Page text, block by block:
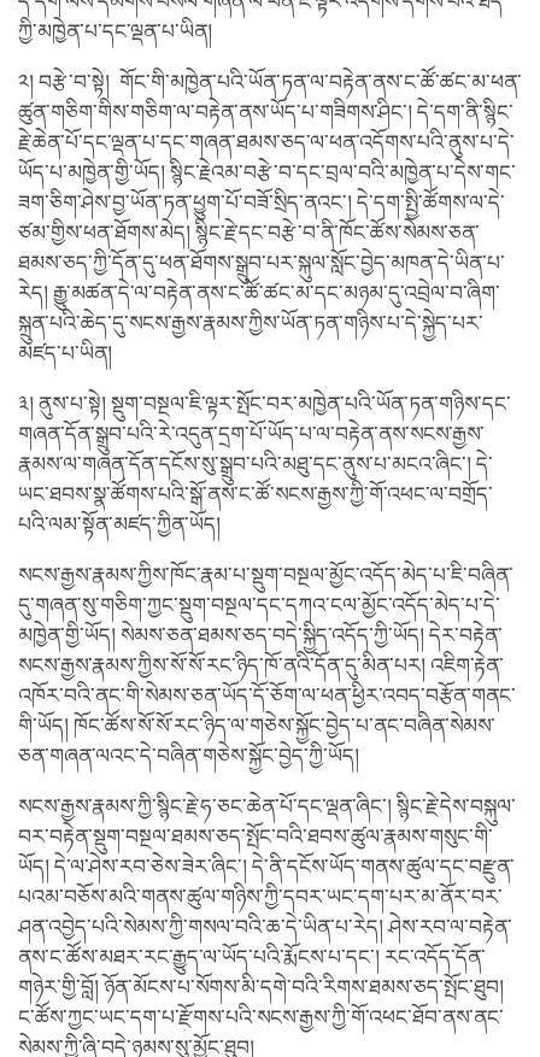
ཀྱི་མཁྱེན་པ་དང་ལྡན་པ་ཡིན།
༢། བརྩེ་བ་སྟེ། གོང་གི་མཁྱེན་པའི་ཡོན་ཏན་ལ་བརྟེན་ནས་ང་ཚོ་ཚང་མ་ཕན་
ཚུན་གཅིག་གིས་གཅིག་ལ་བརྟེན་ནས་ཡོད་པ་གཟིགས་ཤིང་། དེ་དག་ནི་སྙིང་
རྗེ་ཆེན་པོ་དང་ལྡན་པ་དང་གཞན་ཐམས་ཅད་ལ་ཕན་འདོགས་པའི་ནུས་པ་དེ་
ཡོད་པ་མཁྱེན་གྱི་ཡོད། སྙིང་རྗེའམ་བརྩེ་བ་དང་བྲལ་བའི་མཁྱེན་པ་དེས་གང་
ཟག་ཅིག་ཤེས་བྱ་ཡོན་ཏན་ཕྱུག་པོ་བཟོ་སྲིད་ནའང་། དེ་དག་སྤྱི་ཚོགས་ལ་དེ་
ཙམ་གྱིས་ཕན་ཐོགས་མེད། སྙིང་རྗེ་དང་བརྩེ་བ་ནི་ཁོང་ཚོས་སེམས་ཅན་
ཐམས་ཅད་ཀྱི་དོན་དུ་ཕན་ཐོགས་སྒྲུབ་པར་སྐུལ་སློང་བྱེད་མཁན་དེ་ཡིན་པ་
རེད། རྒྱུ་མཚན་དེ་ལ་བརྟེན་ནས་ང་ཚོ་ཚང་མ་དང་མཉམ་དུ་འབྲེལ་བ་ཞིག་
སྐྲུན་པའི་ཆེད་དུ་སངས་རྒྱས་རྣམས་ཀྱིས་ཡོན་ཏན་གཉིས་པ་དེ་སྐྱེད་པར་
མཛད་པ་ཡིན།
༣། ནུས་པ་སྟེ། སྡུག་བསྔལ་ཇི་ལྟར་སྤོང་བར་མཁྱེན་པའི་ཡོན་ཏན་གཉིས་དང་
གཞན་དོན་སྒྲུབ་པའི་རེ་འདུན་དྲག་པོ་ཡོད་པ་ལ་བརྟེན་ནས་སངས་རྒྱས་
རྣམས་ལ་གཞན་དོན་དངོས་སུ་སྒྲུབ་པའི་མཐུ་དང་ནུས་པ་མངའ་ཞིང་། དེ་
ཡང་ཐབས་སྣ་ཚོགས་པའི་སྒོ་ནས་ང་ཚོ་སངས་རྒྱས་ཀྱི་གོ་འཕང་ལ་བགྲོད་
པའི་ལམ་སྟོན་མཛད་ཀྱིན་ཡོད།
སངས་རྒྱས་རྣམས་ཀྱིས་ཁོང་རྣམ་པ་སྡུག་བསྔལ་མྱོང་འདོད་མེད་པ་ཇི་བཞིན་
དུ་གཞན་སུ་གཅིག་ཀྱང་སྡུག་བསྔལ་དང་དཀའ་ངལ་མྱོང་འདོད་མེད་པ་དེ་
མཁྱེན་གྱི་ཡོད། སེམས་ཅན་ཐམས་ཅད་བདེ་སྐྱིད་འདོད་ཀྱི་ཡོད། དེར་བརྟེན་
སངས་རྒྱས་རྣམས་ཀྱིས་སོ་སོ་རང་ཉིད་ཁོ་ནའི་དོན་དུ་མིན་པར། འཇིག་རྟེན་
འཁོར་བའི་ནང་གི་སེམས་ཅན་ཡོད་དོ་ཅོག་ལ་ཕན་ཕྱིར་འབད་བརྩོན་གནང་
གི་ཡོད། ཁོང་ཚོས་སོ་སོ་རང་ཉིད་ལ་གཅེས་སྐྱོང་བྱེད་པ་ནང་བཞིན་སེམས་
ཅན་གཞན་ལའང་དེ་བཞིན་གཅེས་སྐྱོང་བྱེད་ཀྱི་ཡོད།
སངས་རྒྱས་རྣམས་ཀྱི་སྙིང་རྗེ་ཧ་ཅང་ཆེན་པོ་དང་ལྡན་ཞིང་། སྙིང་རྗེ་དེས་བསྐུལ་
བར་བརྟེན་སྡུག་བསྔལ་ཐམས་ཅད་སྤོང་བའི་ཐབས་ཚུལ་རྣམས་གསུང་གི་
ཡོད། དེ་ལ་ཤེས་རབ་ཅེས་ཟེར་ཞིང་། དེ་ནི་དངོས་ཡོད་གནས་ཚུལ་དང་བརྫུན་
པའམ་བཅོས་མའི་གནས་ཚུལ་གཉིས་ཀྱི་དབར་ཡང་དག་པར་མ་ནོར་བར་
ཤན་འབྱེད་པའི་སེམས་ཀྱི་གསལ་བའི་ཆ་དེ་ཡིན་པ་རེད། ཤེས་རབ་ལ་བརྟེན་
ནས་ང་ཚོས་མཐར་རང་རྒྱུད་ལ་ཡོད་པའི་རྨོངས་པ་དང་། རང་འདོད་དོན་
གཉེར་གྱི་བློ། ཉོན་མོངས་པ་སོགས་མི་དགེ་བའི་རིགས་ཐམས་ཅད་སྤོང་ཐུབ།
ང་ཚོས་ཀྱང་ཡང་དག་པ་རྫོགས་པའི་སངས་རྒྱས་ཀྱི་གོ་འཕང་ཐོབ་ནས་ནང་
སེམས་ཀྱི་ཞི་བདེ་ཉམས་སུ་མྱོང་ཐུབ།